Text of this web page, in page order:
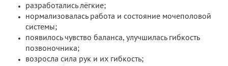
разработались лёгкие;
нормализовалась работа и состояние мочеполовой
системы;
появилось чувство баланса, улучшилась гибкость
позвоночника;
возросла сила рук и их гибкость;